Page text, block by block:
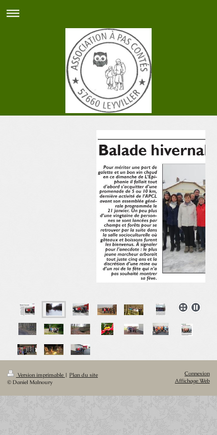
Version imprimable | Plan du site
© Daniel Malnoury
Connexion
Affichage Web